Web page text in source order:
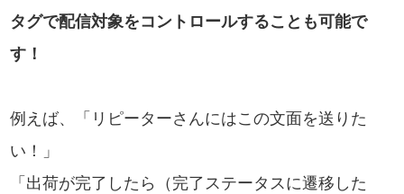
タグで配信対象をコントロールすることも可能で
す！
例えば、「リピーターさんにはこの文面を送りた
い！」
「出荷が完了したら（完了ステータスに遷移した